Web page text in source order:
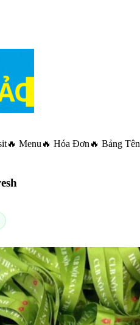
🔥 Menu 🔥 Hóa Đơn 🔥 Bảng Tên